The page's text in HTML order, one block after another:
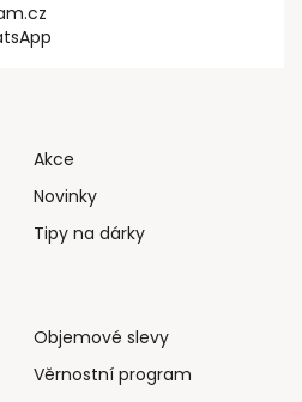
Akce
Novinky
Tipy na dárky
Objemové slevy
Věrnostní program